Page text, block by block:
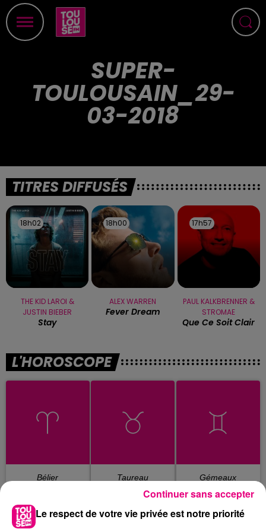
SUPER-
TOULOUSAIN_29-
03-2018
TITRES DIFFUSÉS
18h02
18h02
THE KID LAROI &
JUSTIN BIEBER
Stay
18h00
18h00
ALEX WARREN
Fever Dream
17h57
17h57
PAUL KALKBRENNER &
STROMAE
Que Ce Soit Clair
L'HOROSCOPE
Bélier Taureau Gémeaux
Le respect de votre vie privée est notre priorité
Continuer sans accepter